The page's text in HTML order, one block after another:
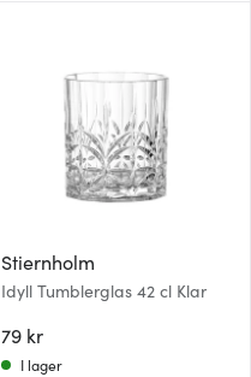
Stiernholm
Idyll Tumblerglas 42 cl Klar
79 kr
I lager